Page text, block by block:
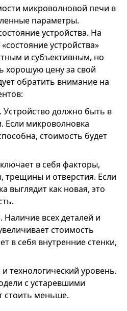
микроволновой печи в
параметры.
устройства. На
устройства»
и субъективным, но
хорошую цену за свой
обратить внимание на
Устройство должно быть в
Если микроволновка
стоимость будет
в себя факторы,
трещины и отверстия. Если
выглядит как новая, это
Наличие всех деталей и
стоимость
в себя внутренние стенки,
и технологический уровень.
с устаревшими
стоить меньше.